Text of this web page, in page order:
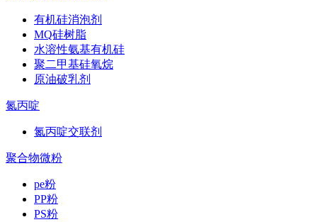
有机硅消泡剂
MQ硅树脂
水溶性氨基有机硅
聚二甲基硅氧烷
原油破乳剂
氮丙啶
氮丙啶交联剂
聚合物微粉
pe粉
PP粉
PS粉